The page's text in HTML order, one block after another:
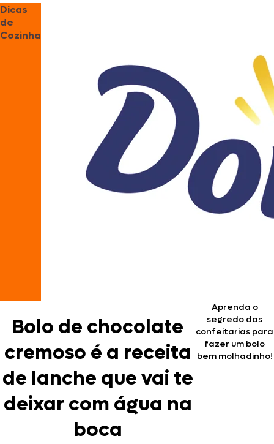
Dicas
de
Cozinha
Bolo de chocolate
cremoso é a receita
de lanche que vai te
deixar com água na
boca
Aprenda o
segredo das
confeitarias para
fazer um bolo
bem molhadinho!